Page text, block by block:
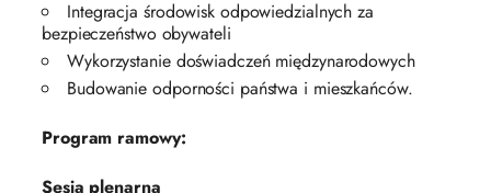
Integracja środowisk odpowiedzialnych za
bezpieczeństwo obywateli
Wykorzystanie doświadczeń międzynarodowych
Budowanie odporności państwa i mieszkańców.
Program ramowy:
Sesja plenarna